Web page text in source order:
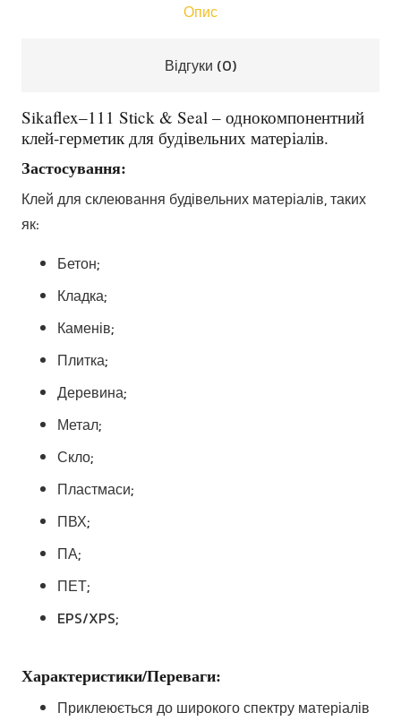
Опис
Відгуки (0)
Sikaflex–111 Stick & Seal – однокомпонентний
клей-герметик для будівельних матеріалів.
Застосування:
Клей для склеювання будівельних матеріалів, таких
як:
Бетон;
Кладка;
Каменів;
Плитка;
Деревина;
Метал;
Скло;
Пластмаси;
ПВХ;
ПА;
ПЕТ;
EPS/XPS;
Характеристики/Переваги:
Приклеюється до широкого спектру матеріалів